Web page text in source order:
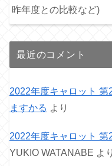
昨年度との比較など)
最近のコメント
2022年度キャロット
ますかる より
2022年度キャロット
YUKIO WATANABE より